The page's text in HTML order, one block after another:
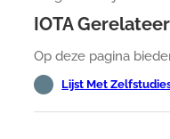
IOTA
Op deze pagina
Lijst Met